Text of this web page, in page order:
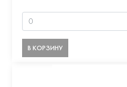
В КОРЗИНУ